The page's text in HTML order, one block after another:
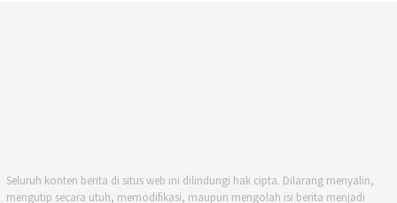
Seluruh konten berita di situs web ini dilindungi hak cipta. Dilarang menyalin,
mengutip secara utuh, memodifikasi, maupun mengolah isi berita menjadi